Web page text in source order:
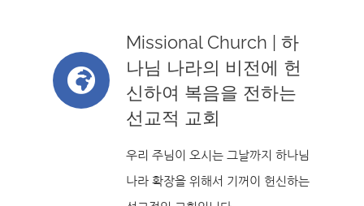
Missional Church | 하
나님 나라의 비전에 헌
신하여 복음을 전하는
선교적 교회
우리 주님이 오시는 그날까지 하나님
나라 확장을 위해서 기꺼이 헌신하는